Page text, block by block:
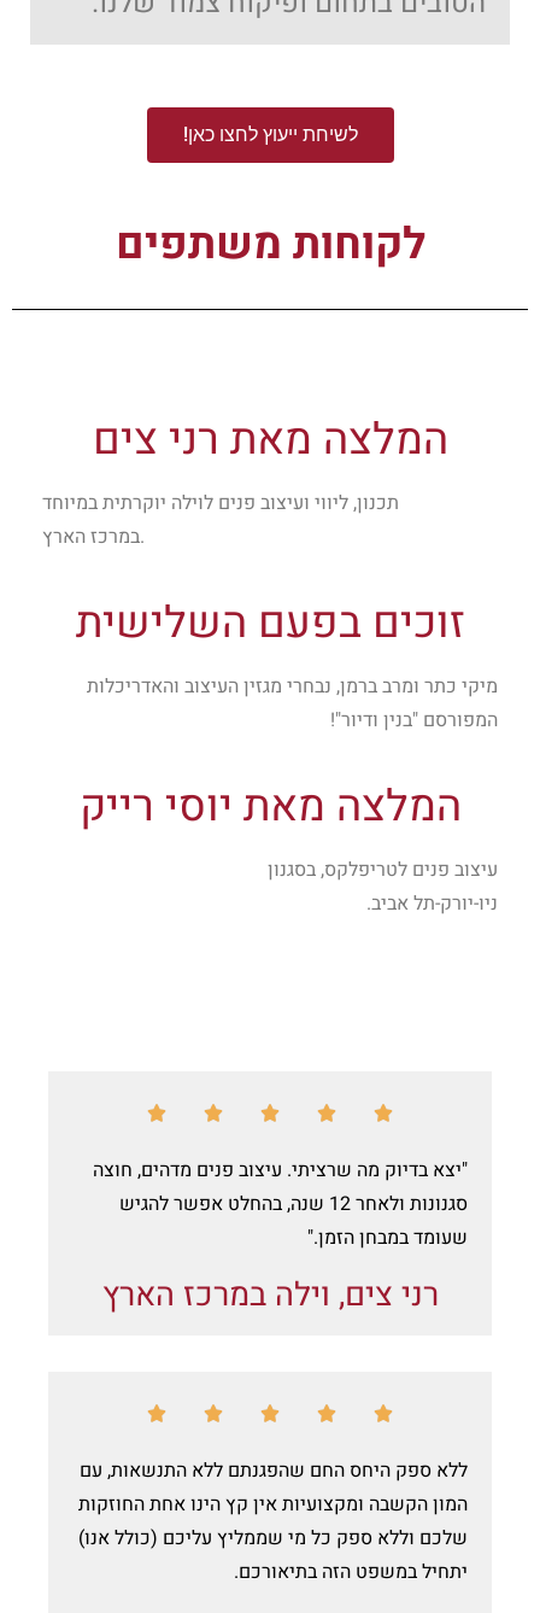
לשיחת ייעוץ לחצו כאן!
לקוחות משתפים
המלצה מאת רני צים
תכנון, ליווי ועיצוב פנים לוילה יוקרתית במיוחד
במרכז הארץ.
זוכים בפעם השלישית
מיקי כתר ומרב ברמן, נבחרי מגזין העיצוב והאדריכלות
המפורסם "בנין ודיור"!
המלצה מאת יוסי רייק
עיצוב פנים לטריפלקס, בסגנון
ניו-יורק-תל אביב.





שעומד במבחן הזמן."
רני צים, וילה במרכז הארץ





יתחיל במשפט הזה בתיאורכם.